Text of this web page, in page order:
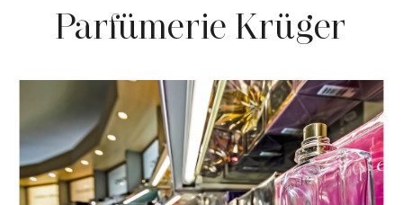
Über YBPN
Aktionen
Storefinder
Parfümerie Krüger